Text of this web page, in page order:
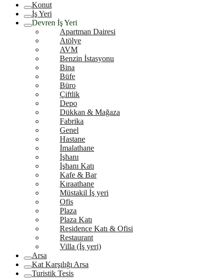
Konut
İş Yeri
Devren İş Yeri
Apartman Dairesi
Atölye
AVM
Benzin İstasyonu
Bina
Büfe
Büro
Çiftlik
Depo
Dükkan & Mağaza
Fabrika
Genel
Hastane
İmalathane
İşhanı
İşhanı Katı
Kafe & Bar
Kıraathane
Müstakil İş yeri
Ofis
Plaza
Plaza Katı
Residence Katı & Ofisi
Restaurant
Villa (İş yeri)
Arsa
Kat Karşılığı Arsa
Turistik Tesis